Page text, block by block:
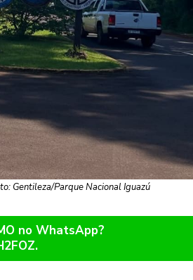
Gentileza/Parque Nacional Iguazú
no WhatsApp?